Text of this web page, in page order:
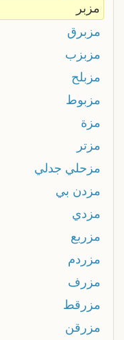
مزبر
مزبرق
مزبزب
مزبلح
مزبوط
مزة
مزتر
مزحلي جدلي
مزدن بي
مزدي
مزربع
مزردم
مزرف
مزرقط
مزرقن